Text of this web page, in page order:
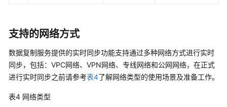
参
责
任
担
支持的网络方式
数据复制服务提供的实时同步功能支持通过多种网络方式进行实时
同步，包括：VPC网络、VPN网络、专线网络和公网网络，在正式
进行实时同步之前请参考表4了解网络类型的使用场景及准备工作。
表4 网络类型